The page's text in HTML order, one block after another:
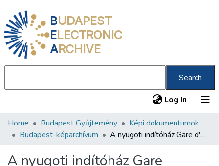
BUDAPEST
ELECTRONIC
ARCHIVE
Search
Log In (current)
Communities & Collections
Statistics
Home Budapest Gyűjtemény
Képi dokumentumok
Budapest-képarchívum
A nyugoti indítóház Gare d'Ouest = Westbahnhof = West Railway-Station
A nyugoti indítóház Gare